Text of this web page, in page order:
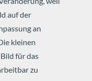
auf der
an
kleinen
für das
zu